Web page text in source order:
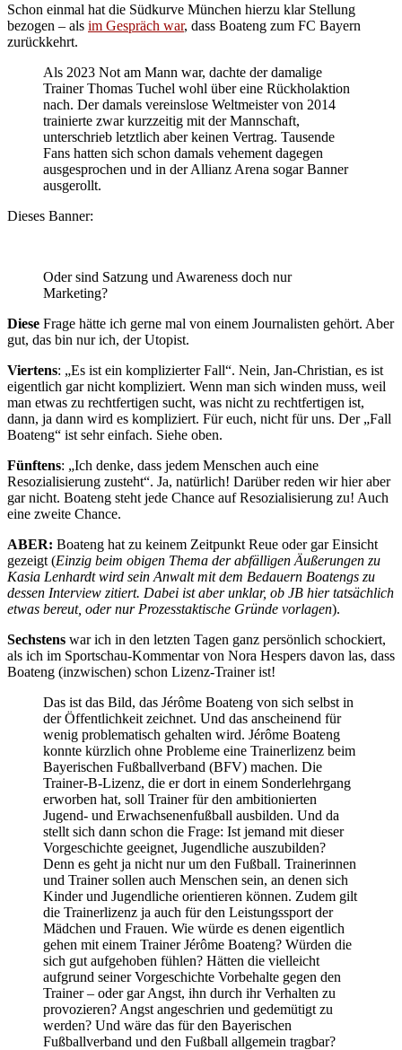
Schon einmal hat die Südkurve München hierzu klar Stellung
bezogen – als im Gespräch war, dass Boateng zum FC Bayern
zurückkehrt.
Als 2023 Not am Mann war, dachte der damalige
Trainer Thomas Tuchel wohl über eine Rückholaktion
nach. Der damals vereinslose Weltmeister von 2014
trainierte zwar kurzzeitig mit der Mannschaft,
unterschrieb letztlich aber keinen Vertrag. Tausende
Fans hatten sich schon damals vehement dagegen
ausgesprochen und in der Allianz Arena sogar Banner
ausgerollt.
Dieses Banner:
Oder sind Satzung und Awareness doch nur
Marketing?
Diese Frage hätte ich gerne mal von einem Journalisten gehört. Aber
gut, das bin nur ich, der Utopist.
Viertens: „Es ist ein komplizierter Fall“. Nein, Jan-Christian, es ist
eigentlich gar nicht kompliziert. Wenn man sich winden muss, weil
man etwas zu rechtfertigen sucht, was nicht zu rechtfertigen ist,
dann, ja dann wird es kompliziert. Für euch, nicht für uns. Der „Fall
Boateng“ ist sehr einfach. Siehe oben.
Fünftens: „Ich denke, dass jedem Menschen auch eine
Resozialisierung zusteht“. Ja, natürlich! Darüber reden wir hier aber
gar nicht. Boateng steht jede Chance auf Resozialisierung zu! Auch
eine zweite Chance.
ABER: Boateng hat zu keinem Zeitpunkt Reue oder gar Einsicht
gezeigt (Einzig beim obigen Thema der abfälligen Äußerungen zu
Kasia Lenhardt wird sein Anwalt mit dem Bedauern Boatengs zu
dessen Interview zitiert. Dabei ist aber unklar, ob JB hier tatsächlich
etwas bereut, oder nur Prozesstaktische Gründe vorlagen).
Sechstens war ich in den letzten Tagen ganz persönlich schockiert,
als ich im Sportschau-Kommentar von Nora Hespers davon las, dass
Boateng (inzwischen) schon Lizenz-Trainer ist!
Das ist das Bild, das Jérôme Boateng von sich selbst in
der Öffentlichkeit zeichnet. Und das anscheinend für
wenig problematisch gehalten wird. Jérôme Boateng
konnte kürzlich ohne Probleme eine Trainerlizenz beim
Bayerischen Fußballverband (BFV) machen. Die
Trainer-B-Lizenz, die er dort in einem Sonderlehrgang
erworben hat, soll Trainer für den ambitionierten
Jugend- und Erwachsenenfußball ausbilden. Und da
stellt sich dann schon die Frage: Ist jemand mit dieser
Vorgeschichte geeignet, Jugendliche auszubilden?
Denn es geht ja nicht nur um den Fußball. Trainerinnen
und Trainer sollen auch Menschen sein, an denen sich
Kinder und Jugendliche orientieren können. Zudem gilt
die Trainerlizenz ja auch für den Leistungssport der
Mädchen und Frauen. Wie würde es denen eigentlich
gehen mit einem Trainer Jérôme Boateng? Würden die
sich gut aufgehoben fühlen? Hätten die vielleicht
aufgrund seiner Vorgeschichte Vorbehalte gegen den
Trainer – oder gar Angst, ihn durch ihr Verhalten zu
provozieren? Angst angeschrien und gedemütigt zu
werden? Und wäre das für den Bayerischen
Fußballverband und den Fußball allgemein tragbar?